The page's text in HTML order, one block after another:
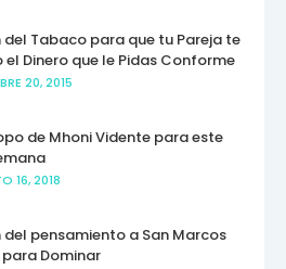
del Tabaco para que tu Pareja te
el Dinero que le Pidas Conforme
20, 2015
de Mhoni Vidente para este
16, 2018
del pensamiento a San Marcos
para Dominar